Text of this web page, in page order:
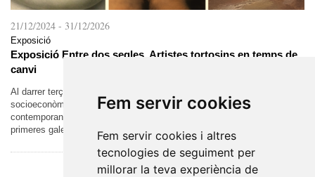
Fem servir cookies
Fem servir cookies i altres
tecnologies de seguiment per
millorar la teva experiència de
21/12/2024 - 31/12/2026
Exposició
Exposició Entre dos segles. Artistes tortosins en temps de
canvi
Al darrer terç del segle XIX, es van donar les condicions
socioeconòmiques que van permetre la formació del món artístic
contemporani. L’augment de la demanda va permetre l’aparició de les
primeres galeries i el...